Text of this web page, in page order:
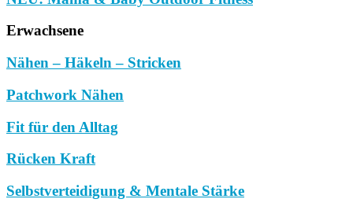
Erwachsene
Nähen – Häkeln – Stricken
Patchwork Nähen
Fit für den Alltag
Rücken Kraft
Selbstverteidigung & Mentale Stärke